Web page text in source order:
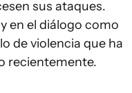
sus ataques.
en el diálogo como
de violencia que ha
recientemente.